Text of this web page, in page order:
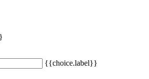
{{choice.label}}